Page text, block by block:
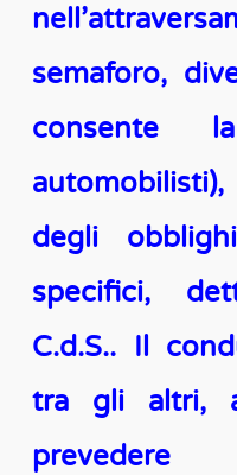
semaforo,
consente
degli
specifici,
C.d.S.. Il
tra gli altri,